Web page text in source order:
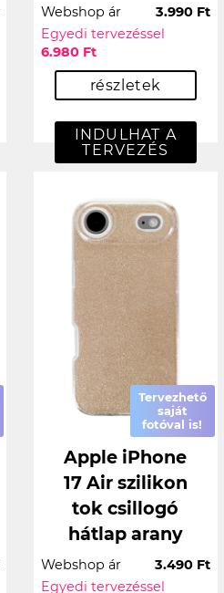
Webshop ár
3.990 Ft
Egyedi tervezéssel
6.980 Ft
részletek
INDULHAT A
TERVEZÉS
Tervezhető
saját
fotóval is!
Apple iPhone
17 Air szilikon
tok csillogó
hátlap arany
Webshop ár
3.490 Ft
Egyedi tervezéssel